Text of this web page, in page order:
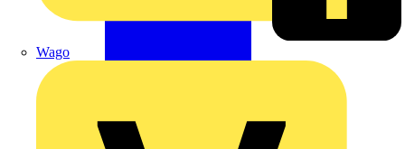
Wago